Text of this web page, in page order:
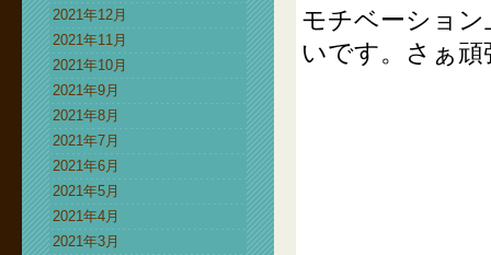
2021年12月
2021年11月
2021年10月
2021年9月
2021年8月
2021年7月
2021年6月
2021年5月
2021年4月
2021年3月
モチベーショ
いです。さぁ